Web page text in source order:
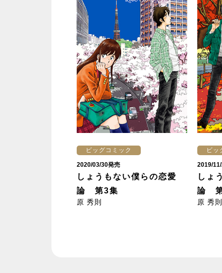
ビッグコミック
2020/03/30発売
しょうもない僕らの恋愛
論 第3集
原 秀則
ビッ
2019/
しょ
論
原 秀則